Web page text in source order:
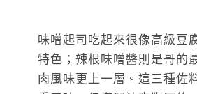
味噌起司吃起來很像高級豆
特色；辣根味噌醬則是哥的
肉風味更上一層。這三種佐